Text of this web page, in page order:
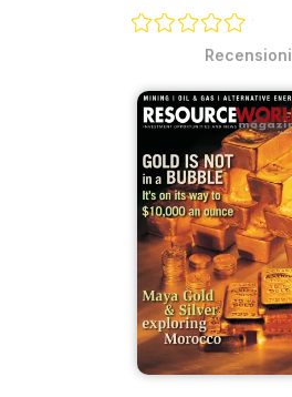
Recensioni